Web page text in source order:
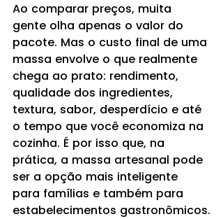
Ao comparar preços, muita
gente olha apenas o valor do
pacote. Mas o custo final de uma
massa envolve o que realmente
chega ao prato: rendimento,
qualidade dos ingredientes,
textura, sabor, desperdício e até
o tempo que você economiza na
cozinha. É por isso que, na
prática, a massa artesanal pode
ser a opção mais inteligente
para famílias e também para
estabelecimentos gastronômicos.